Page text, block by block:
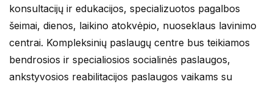
konsultacijų ir edukacijos, specializuotos pagalbos
šeimai, dienos, laikino atokvėpio, nuoseklaus lavinimo
centrai. Kompleksinių paslaugų centre bus teikiamos
bendrosios ir specialiosios socialinės paslaugos,
ankstyvosios reabilitacijos paslaugos vaikams su